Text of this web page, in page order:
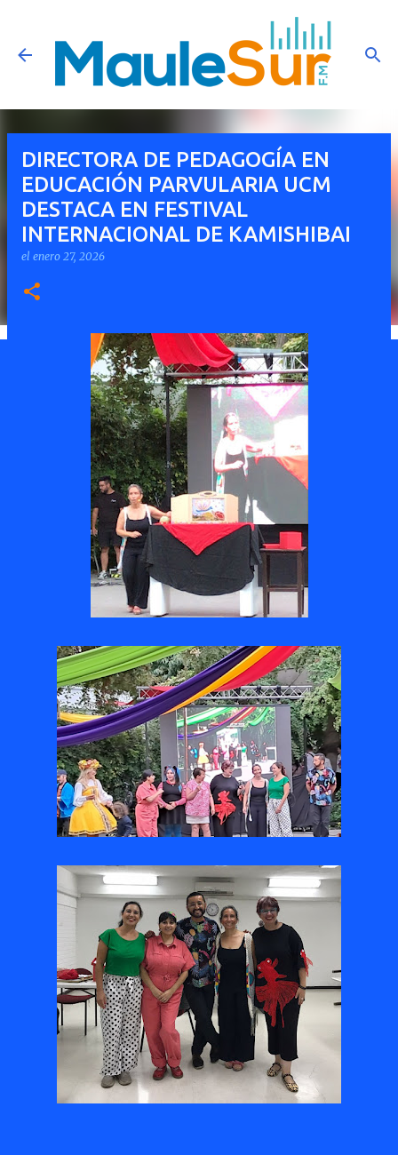
Ir al contenido principal
DIRECTORA DE PEDAGOGÍA EN
EDUCACIÓN PARVULARIA UCM
DESTACA EN FESTIVAL
INTERNACIONAL DE KAMISHIBAI
el enero 27, 2026